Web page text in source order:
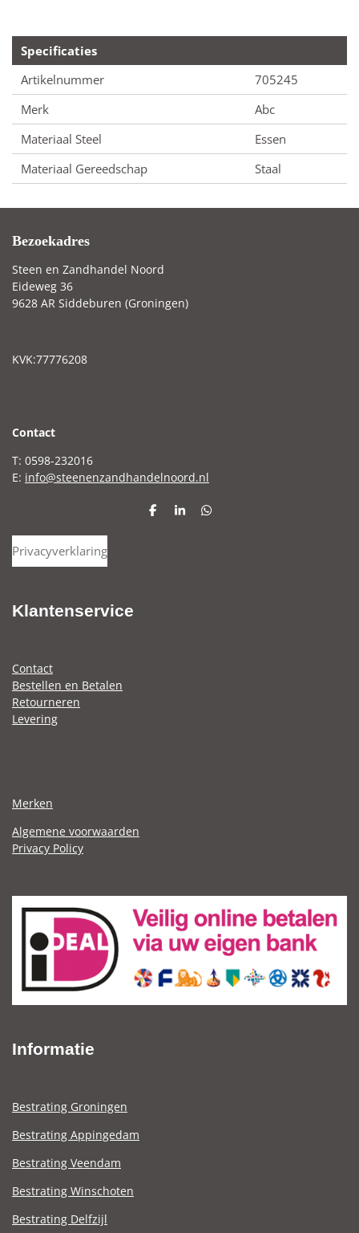
Specificaties
Artikelnummer
705245
Merk
Abc
Materiaal Steel
Essen
Materiaal Gereedschap
Staal
Bezoekadres
Steen en Zandhandel Noord
Eideweg 36
9628 AR Siddeburen (Groningen)
KVK:77776208
Contact
T: 0598-232016
E: info@steenenzandhandelnoord.nl
D
S
D
Privacyverklaring
Klantenservice
Contact
Bestellen en Betalen
Retourneren
Levering
Merken
Algemene voorwaarden
Privacy Policy
Informatie
Bestrating Groningen
Bestrating Appingedam
Bestrating Veendam
Bestrating Winschoten
Bestrating Delfzijl